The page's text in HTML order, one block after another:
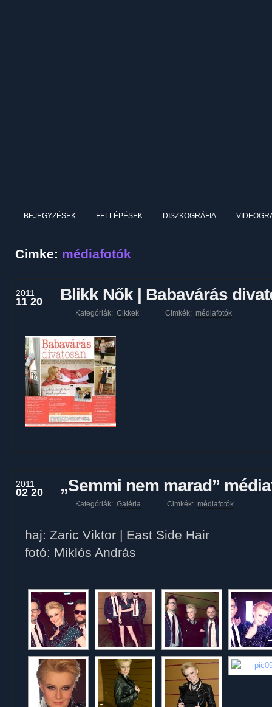
BEJEGYZÉSEK FELLÉPÉSEK DISZKOGRÁFIA
Cimke: médiafotók
2011
11 20 Blikk Nők | Babavárás
Kategóriák: Cikkek Cimkék: médiafotók
2011
02 20 „Semmi nem marad”
Kategóriák: Galéria Cimkék: médiafotók
haj: Zaric Viktor | East Side Hair
fotó: Miklós András